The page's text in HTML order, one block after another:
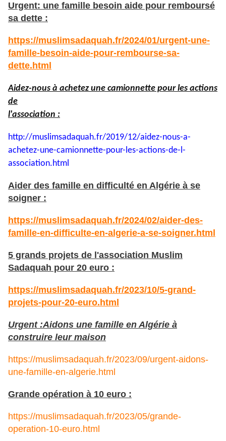
Urgent: une famille besoin aide pour remboursé
sa dette :
https://muslimsadaquah.fr/2024/01/urgent-une-
famille-besoin-aide-pour-rembourse-sa-
dette.html
Aidez-nous à achetez une camionnette pour les actions
de
l'association :
http://muslimsadaquah.fr/2019/12/aidez-nous-a-
achetez-une-camionnette-pour-les-actions-de-l-
association.html
Aider des famille en difficulté en Algérie à se
soigner :
https://muslimsadaquah.fr/2024/02/aider-des-
famille-en-difficulte-en-algerie-a-se-soigner.html
5 grands projets de l'association Muslim
Sadaquah pour 20 euro :
https://muslimsadaquah.fr/2023/10/5-grand-
projets-pour-20-euro.html
Urgent :Aidons une famille en Algérie à
construire leur maison
https://muslimsadaquah.fr/2023/09/urgent-aidons-
une-famille-en-algerie.html
Grande opération à 10 euro :
https://muslimsadaquah.fr/2023/05/grande-
operation-10-euro.html